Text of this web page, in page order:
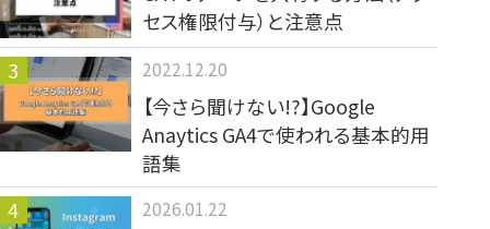
セス権限付与）と注意点
2022.12.20
【今さら聞けない!?】Google
Anaytics GA4で使われる基本的用
語集
2026.01.22